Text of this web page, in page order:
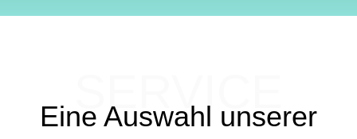
SERVICE
Eine Auswahl unserer